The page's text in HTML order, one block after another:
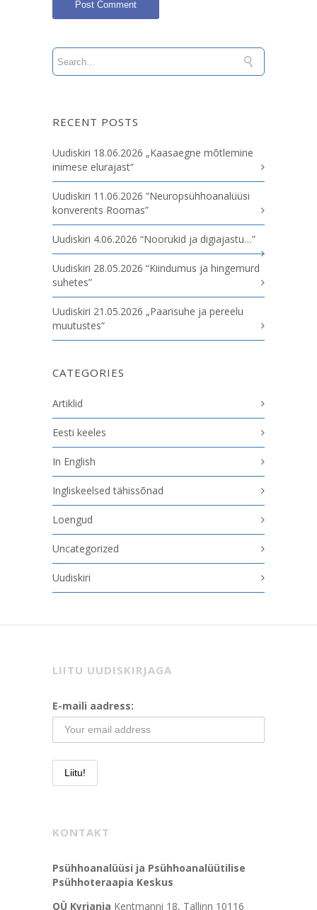
RECENT POSTS
Uudiskiri 18.06.2026 „Kaasaegne mõtlemine
inimese elurajast“
Uudiskiri 11.06.2026 “Neuropsühhoanalüüsi
konverents Roomas”
Uudiskiri 4.06.2026 “Noorukid ja digiajastu…”
Uudiskiri 28.05.2026 “Kiindumus ja hingemurd
suhetes”
Uudiskiri 21.05.2026 „Paarisuhe ja pereelu
muutustes“
CATEGORIES
Artiklid
Eesti keeles
In English
Ingliskeelsed tähissõnad
Loengud
Uncategorized
Uudiskiri
LIITU UUDISKIRJAGA
E-maili aadress:
KONTAKT
Psühhoanalüüsi ja Psühhoanalüütilise
Psühhoteraapia Keskus
OÜ Kyriania Kentmanni 18, Tallinn 10116